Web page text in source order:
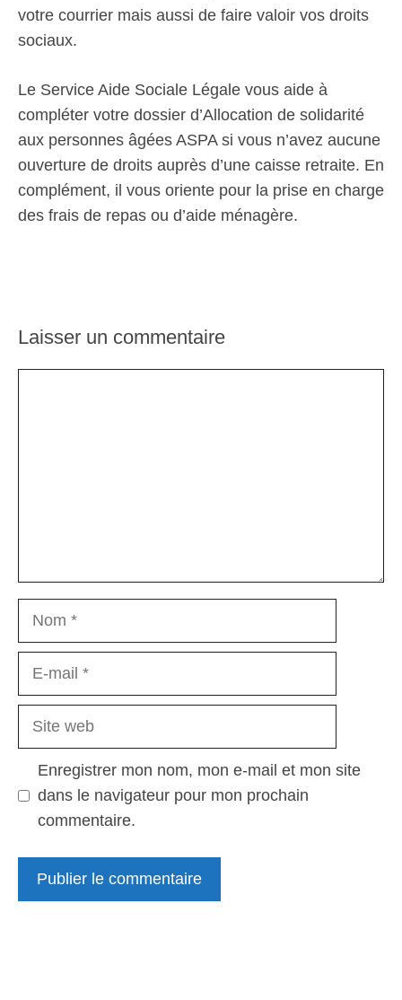
votre courrier mais aussi de faire valoir vos droits
sociaux.
Le Service Aide Sociale Légale vous aide à
compléter votre dossier d’Allocation de solidarité
aux personnes âgées ASPA si vous n’avez aucune
ouverture de droits auprès d’une caisse retraite. En
complément, il vous oriente pour la prise en charge
des frais de repas ou d’aide ménagère.
Laisser un commentaire
Nom
Site
Enregistrer mon nom, mon e-mail et mon site
dans le navigateur pour mon prochain
commentaire.